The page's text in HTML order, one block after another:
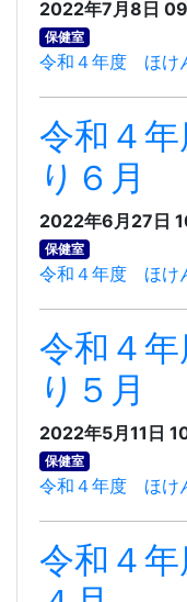
2022年7月8日
保健室
令和４年度 ほけ
令和４
り６月
2022年6月27日
保健室
令和４年度 ほけ
令和４
り５月
2022年5月11日
保健室
令和４年度 ほけ
令和４